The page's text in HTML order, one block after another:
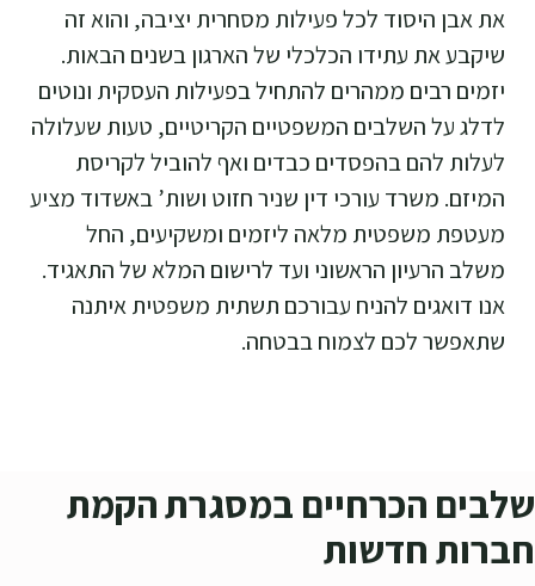
את אבן היסוד לכל פעילות מסחרית יציבה, והוא זה
שיקבע את עתידו הכלכלי של הארגון בשנים הבאות.
יזמים רבים ממהרים להתחיל בפעילות העסקית ונוטים
לדלג על השלבים המשפטיים הקריטיים, טעות שעלולה
לעלות להם בהפסדים כבדים ואף להוביל לקריסת
המיזם. משרד עורכי דין שניר חזוט ושות’ באשדוד מציע
מעטפת משפטית מלאה ליזמים ומשקיעים, החל
משלב הרעיון הראשוני ועד לרישום המלא של התאגיד.
אנו דואגים להניח עבורכם תשתית משפטית איתנה
שתאפשר לכם לצמוח בבטחה.
שלבים הכרחיים במסגרת הקמת
חברות חדשות